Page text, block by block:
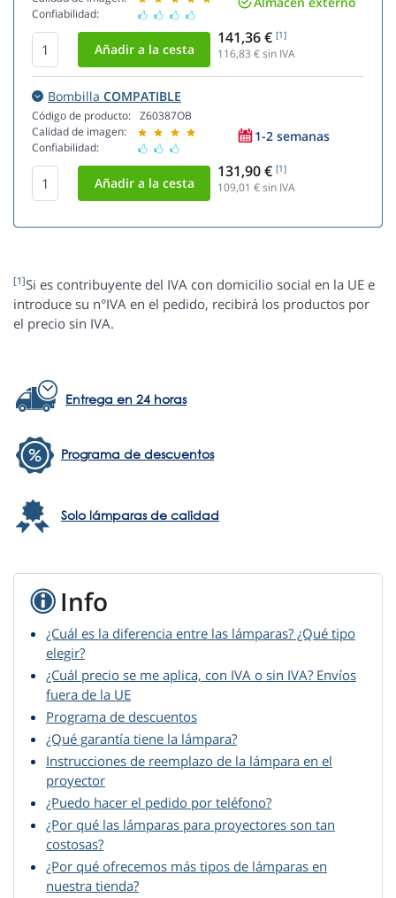
Confiabilidad:
141,36 € [1]
116,83 € sin IVA
Bombilla COMPATIBLE
Código de producto:
Calidad de imagen:
Confiabilidad:
Z60387OB
1-2 semanas
131,90 € [1]
109,01 € sin IVA
[1]Si es contribuyente del IVA con domicilio social en la UE e
introduce su n°IVA en el pedido, recibirá los productos por
el precio sin IVA.
Entrega en 24 horas
Programa de descuentos
Solo lámparas de calidad
Info
¿Cuál es la diferencia entre las lámparas? ¿Qué tipo
elegir?
¿Cuál precio se me aplica, con IVA o sin IVA? Envíos
fuera de la UE
Programa de descuentos
¿Qué garantía tiene la lámpara?
Instrucciones de reemplazo de la lámpara en el
proyector
¿Puedo hacer el pedido por teléfono?
¿Por qué las lámparas para proyectores son tan
costosas?
¿Por qué ofrecemos más tipos de lámparas en
nuestra tienda?